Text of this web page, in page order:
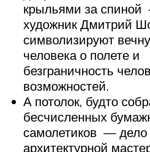
крыльями за
художник Дмитрий
символизируют
человека о полете и
безграничность
возможностей.
А потолок, будто
бесчисленных
самолетиков — дело
архитектурной